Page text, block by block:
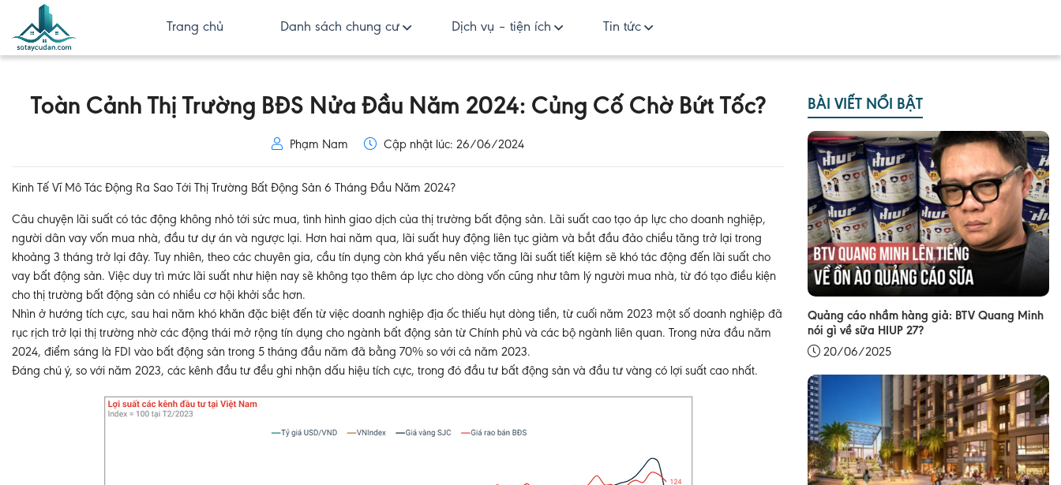
Trang chủ Danh sách chung cư Dịch vụ – tiện ích Tin tức
Toàn Cảnh Thị Trường BĐS Nửa Đầu Năm 2024: Củng Cố Chờ Bứt Tốc?
Phạm Nam Cập nhật lúc: 26/06/2024
Kinh Tế Vĩ Mô Tác Động Ra Sao Tới Thị Trường Bất Động Sản 6 Tháng Đầu Năm 2024?
Câu chuyện lãi suất có tác động không nhỏ tới sức mua, tình hình giao dịch của thị trường bất động sản. Lãi suất cao tạo áp lực cho doanh nghiệp,
người dân vay vốn mua nhà, đầu tư dự án và ngược lại. Hơn hai năm qua, lãi suất huy động liên tục giảm và bắt đầu đảo chiều tăng trở lại trong
khoảng 3 tháng trở lại đây. Tuy nhiên, theo các chuyên gia, cầu tín dụng còn khá yếu nên việc tăng lãi suất tiết kiệm sẽ khó tác động đến lãi suất cho
vay bất động sản. Việc duy trì mức lãi suất như hiện nay sẽ không tạo thêm áp lực cho dòng vốn cũng như tâm lý người mua nhà, từ đó tạo điều kiện
cho thị trường bất động sản có nhiều cơ hội khởi sắc hơn.
Nhìn ở hướng tích cực, sau hai năm khó khăn đặc biệt đến từ việc doanh nghiệp địa ốc thiếu hụt dòng tiền, từ cuối năm 2023 một số doanh nghiệp đã
rục rịch trở lại thị trường nhờ các động thái mở rộng tín dụng cho ngành bất động sản từ Chính phủ và các bộ ngành liên quan. Trong nửa đầu năm
2024, điểm sáng là FDI vào bất động sản trong 5 tháng đầu năm đã bằng 70% so với cả năm 2023.
Đáng chú ý, so với năm 2023, các kênh đầu tư đều ghi nhận dấu hiệu tích cực, trong đó đầu tư bất động sản và đầu tư vàng có lợi suất cao nhất.
BÀI VIẾT NỔI BẬT
Quảng cáo nhầm hàng giả: BTV Quang Minh
nói gì về sữa HIUP 27?
20/06/2025